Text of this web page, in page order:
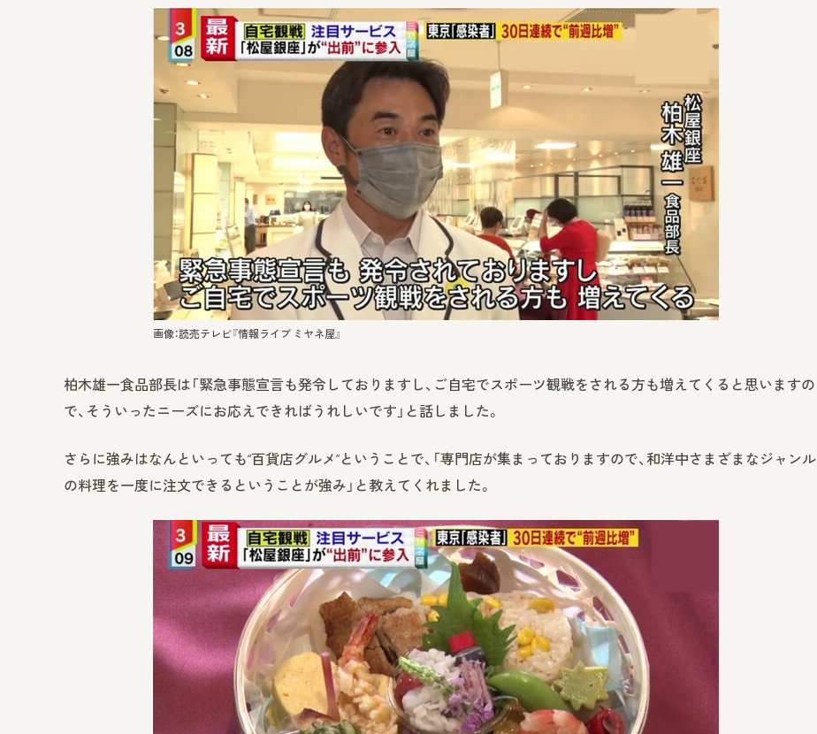
画像：読売テレビ『情報ライブ ミヤネ屋』
柏木雄一食品部長は「緊急事態宣言も発令しておりますし、ご自宅でスポーツ観戦をされる方も増えてくると思いますの
で、そういったニーズにお応えできればうれしいです」と話しました。
さらに強みはなんといっても“百貨店グルメ”ということで、「専門店が集まっておりますので、和洋中さまざまなジャンル
の料理を一度に注文できるということが強み」と教えてくれました。